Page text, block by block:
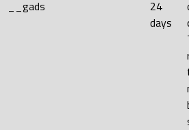
__gads
24
days